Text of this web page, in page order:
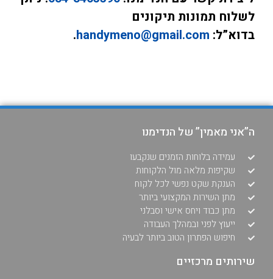
לשלוח תמונות תיקונים
בדוא”ל: handymeno@gmail.com
.
ה”אני מאמין” של הנדימנו
עמידה בלוחות הזמנים שנקבעו
שקיפות מלאה מול הלקוחות
הענקת שקט נפשי לכל לקוח
מתן השירות המקצועי ביותר
מתן כבוד ויחס אישי וסבלני
ייעוץ לפני ובמהלך העבודה
חיפוש הפתרון הטוב ביותר לבעיה
שירותים מרכזיים